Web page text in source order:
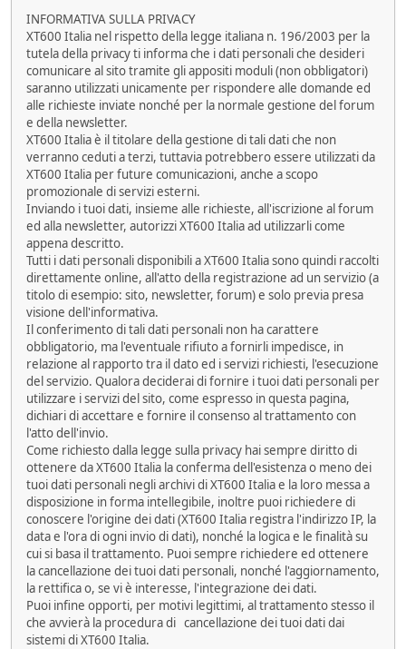
INFORMATIVA SULLA PRIVACY
XT600 Italia nel rispetto della legge italiana n. 196/2003 per la
tutela della privacy ti informa che i dati personali che desideri
comunicare al sito tramite gli appositi moduli (non obbligatori)
saranno utilizzati unicamente per rispondere alle domande ed
alle richieste inviate nonché per la normale gestione del forum
e della newsletter.
XT600 Italia è il titolare della gestione di tali dati che non
verranno ceduti a terzi, tuttavia potrebbero essere utilizzati da
XT600 Italia per future comunicazioni, anche a scopo
promozionale di servizi esterni.
Inviando i tuoi dati, insieme alle richieste, all'iscrizione al forum
ed alla newsletter, autorizzi XT600 Italia ad utilizzarli come
appena descritto.
Tutti i dati personali disponibili a XT600 Italia sono quindi raccolti
direttamente online, all'atto della registrazione ad un servizio (a
titolo di esempio: sito, newsletter, forum) e solo previa presa
visione dell'informativa.
Il conferimento di tali dati personali non ha carattere
obbligatorio, ma l'eventuale rifiuto a fornirli impedisce, in
relazione al rapporto tra il dato ed i servizi richiesti, l'esecuzione
del servizio. Qualora deciderai di fornire i tuoi dati personali per
utilizzare i servizi del sito, come espresso in questa pagina,
dichiari di accettare e fornire il consenso al trattamento con
l'atto dell'invio.
Come richiesto dalla legge sulla privacy hai sempre diritto di
ottenere da XT600 Italia la conferma dell'esistenza o meno dei
tuoi dati personali negli archivi di XT600 Italia e la loro messa a
disposizione in forma intellegibile, inoltre puoi richiedere di
conoscere l'origine dei dati (XT600 Italia registra l'indirizzo IP, la
data e l'ora di ogni invio di dati), nonché la logica e le finalità su
cui si basa il trattamento. Puoi sempre richiedere ed ottenere
la cancellazione dei tuoi dati personali, nonché l'aggiornamento,
la rettifica o, se vi è interesse, l'integrazione dei dati.
Puoi infine opporti, per motivi legittimi, al trattamento stesso il
che avvierà la procedura di cancellazione dei tuoi dati dai
sistemi di XT600 Italia.